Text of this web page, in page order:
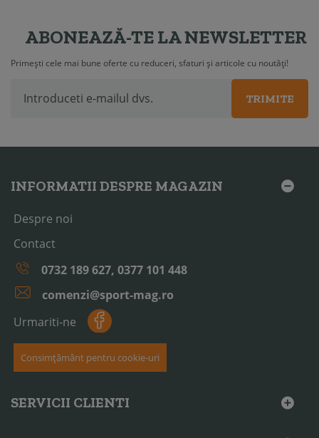
ABONEAZĂ-TE LA NEWSLETTER
Primești cele mai bune oferte cu reduceri, sfaturi și articole cu noutăți!
TRIMITE
INFORMATII DESPRE MAGAZIN
Despre noi
Contact
0732 189 627, 0377 101 448
comenzi@sport-mag.ro
Urmariti-ne
Consimțământ pentru cookie-uri
SERVICII CLIENTI